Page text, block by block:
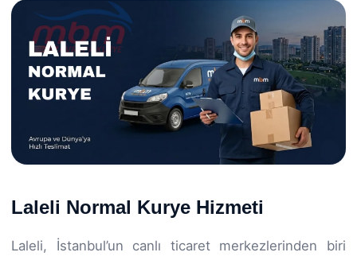
Laleli Normal Kurye Hizmeti
Laleli, İstanbul’un canlı ticaret merkezlerinden biri